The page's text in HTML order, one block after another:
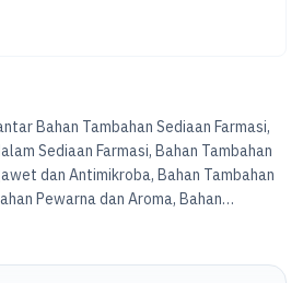
Bahan Tambahan Sediaan Farmasi,
Sediaan Farmasi, Bahan Tambahan
dan Antimikroba, Bahan Tambahan
Pewarna dan Aroma, Bahan
Bahan Tambahan dalam
Parenteral, Mengenali bahan tambahan